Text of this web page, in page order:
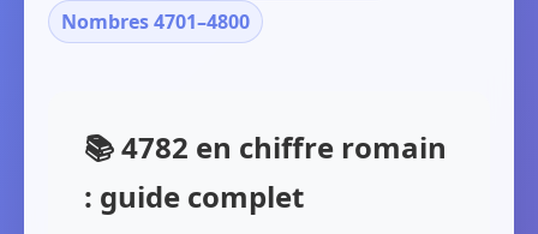
Nombres 4701–4800
📚 4782 en chiffre romain
: guide complet